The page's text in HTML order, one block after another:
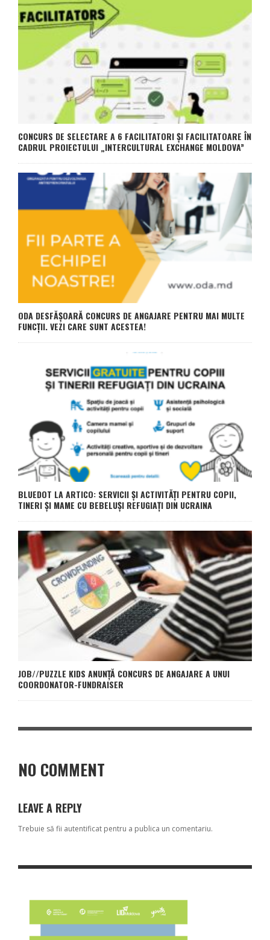
CONCURS DE SELECTARE A 6 FACILITATORI ȘI FACILITATOARE ÎN
CADRUL PROIECTULUI „INTERCULTURAL EXCHANGE MOLDOVA”
ODA DESFĂȘOARĂ CONCURS DE ANGAJARE PENTRU MAI MULTE
FUNCȚII. VEZI CARE SUNT ACESTEA!
BLUEDOT LA ARTICO: SERVICII ȘI ACTIVITĂȚI PENTRU COPII,
TINERI ȘI MAME CU BEBELUȘI REFUGIAȚI DIN UCRAINA
JOB//PUZZLE KIDS ANUNȚĂ CONCURS DE ANGAJARE A UNUI
COORDONATOR-FUNDRAISER
NO COMMENT
LEAVE A REPLY
Trebuie să fii autentificat pentru a publica un comentariu.